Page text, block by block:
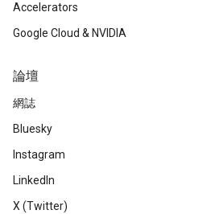
Accelerators
Google Cloud & NVIDIA
論壇
網誌
Bluesky
Instagram
LinkedIn
X (Twitter)